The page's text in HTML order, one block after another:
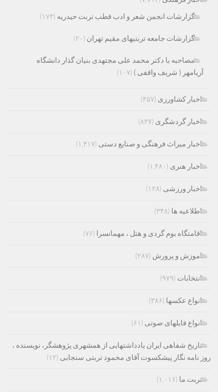
گزارشات انجمن شعر و ادب قطب تربت حیدریه (۱۷۴)
گزارشات جامعه تربتیهای مقیم تهران (۲۰)
مصاحبه با دکتر محمد علی مجتهدی بنیان گذار دانشگاه
آریامهر ( شریف واقفی ) (۱۰۷)
اخبار کشاورزی (۴۵۷)
اخبار گردشگری (۸۳۷)
اخبار میراث فرهنگی و صنایع دستی (۱,۴۱۷)
اخبار هنری (۱,۴۸۰)
اخبار ورزشی (۱۲۸)
اطلاعیه ها (۳۴۸)
اقامتگاه بوم گردی و هتل ، مهمانسرا (۷۶)
اموزش و پرورش (۲۸۷)
انتخابات (۹۷۹)
انواع عکسها (۳۸۶)
انواع فایلهای صوتی (۶۱)
تاریخ شفاهی ایران یادداشتهایی از همشهری پژوهشگر، نویسنده ،
روز نامه نگار پیشکسوت آقای محمود تربتی سنجابی (۱۲)
تربت ما (۱,۰۱۶)